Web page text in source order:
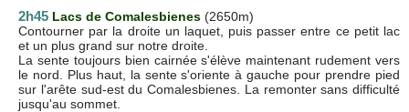
2h45 Lacs de Comalesbienes (2650m)
Contourner par la droite un laquet, puis passer entre ce petit lac
et un plus grand sur notre droite.
La sente toujours bien cairnée s'élève maintenant rudement vers
le nord. Plus haut, la sente s'oriente à gauche pour prendre pied
sur l'arête sud-est du Comalesbienes. La remonter sans difficulté
jusqu'au sommet.